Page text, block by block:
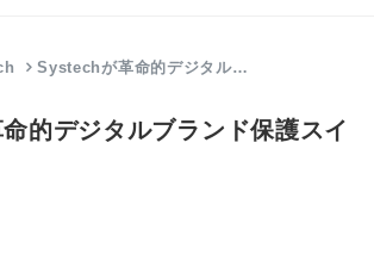
Systechが革命的デジタル…
的デジタルブランド保護スイ